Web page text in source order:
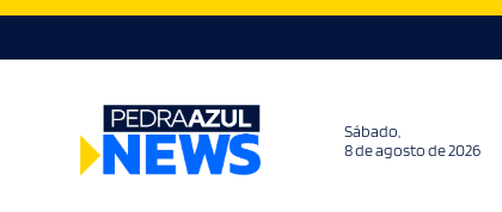
Sábado,
8 de agosto de 2026